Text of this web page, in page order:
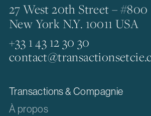
27 West 20th Street – #800
New York N.Y. 10011 USA
+33 1 43 12 30 30
Transactions & Compagnie
À propos